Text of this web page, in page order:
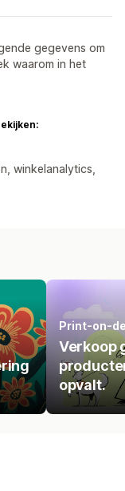
gegevens om
waarom in het
winkelanalytics,
Print-on-
Verkoop
opvalt.